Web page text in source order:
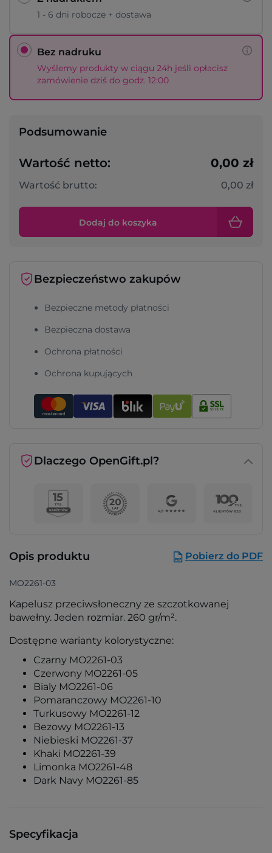
1 - 6 dni robocze + dostawa
Bez nadruku
Wyślemy produkty w ciągu 24h jeśli opłacisz
zamówienie dziś do godz. 12:00
Podsumowanie
Wartość netto: 0,00 zł
Wartość brutto: 0,00 zł
Dodaj do koszyka
Bezpieczeństwo zakupów
Bezpieczne metody płatności
Bezpieczna dostawa
Ochrona płatności
Ochrona kupujących
Dlaczego OpenGift.pl?
Opis produktu Pobierz do PDF
MO2261-03
Kapelusz przeciwsłoneczny ze szczotkowanej
bawełny. Jeden rozmiar. 260 gr/m².
Dostępne warianty kolorystyczne:
Czarny MO2261-03
Czerwony MO2261-05
Bialy MO2261-06
Pomaranczowy MO2261-10
Turkusowy MO2261-12
Bezowy MO2261-13
Niebieski MO2261-37
Khaki MO2261-39
Limonka MO2261-48
Dark Navy MO2261-85
Specyfikacja